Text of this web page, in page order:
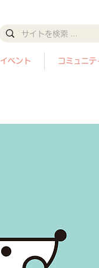
イベント コミュニテ